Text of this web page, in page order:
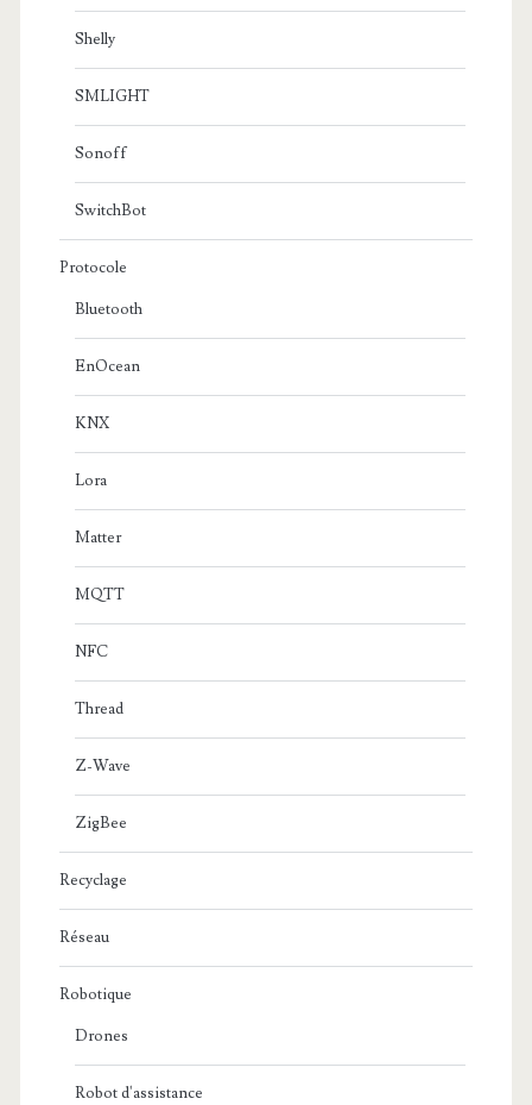
Shelly
SMLIGHT
Sonoff
SwitchBot
Protocole
Bluetooth
EnOcean
KNX
Lora
Matter
MQTT
NFC
Thread
Z-Wave
ZigBee
Recyclage
Réseau
Robotique
Drones
Robot d'assistance